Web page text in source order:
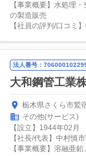
【事業概要】水処理
の製造販売
【社員の評判/口コミ
法人番号：
大和鋼管工業
栃木県さくら市鷲
その他(サービス)
【設立】1944年02月
【社長/代表】中村慎
【事業概要】溶融亜